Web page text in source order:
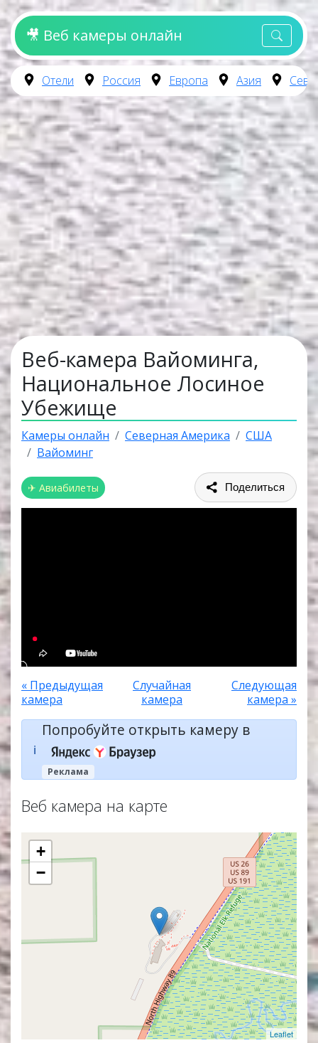
🎥 Веб камеры онлайн
Отели Россия Европа Азия
Веб-камера Вайоминга,
Национальное Лосиное
Убежище
Камеры онлайн Северная Америка
США
Вайоминг
✈ Авиабилеты Поделиться
« Предыдущая
камера
Случайная
камера
Следующая
камера »
ℹ️
Попробуйте открыть камеру в
Реклама
Веб камера на карте
+
−
Leaflet